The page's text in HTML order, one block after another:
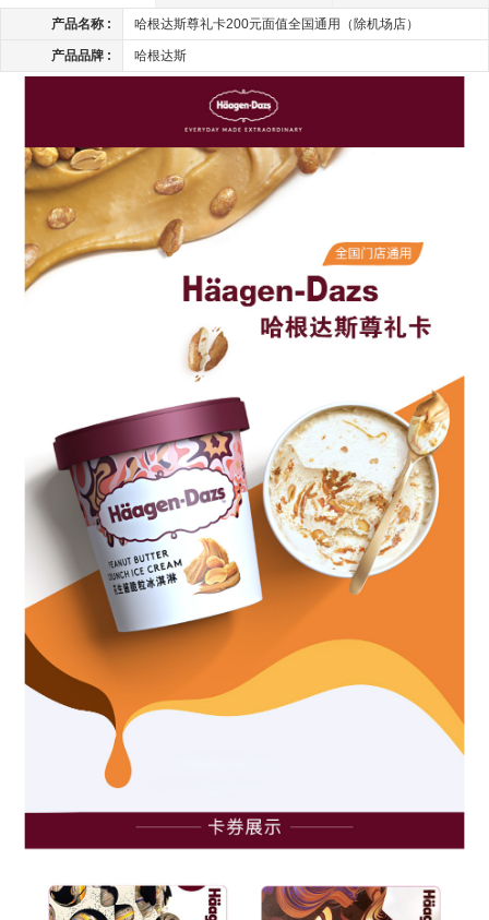
产品名称 : 哈根达斯尊礼卡200元面值全国通用（除机场店）
产品品牌 : 哈根达斯